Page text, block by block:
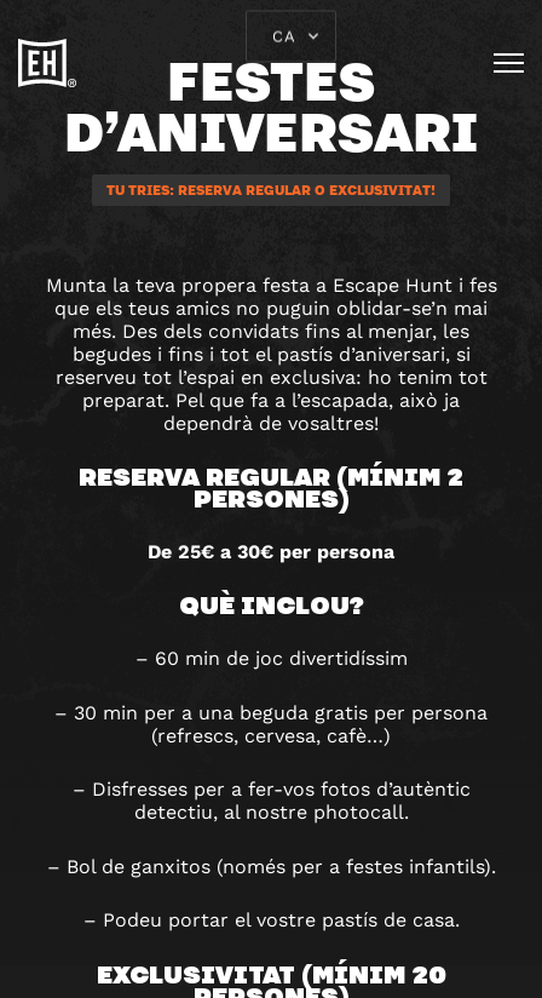
CA
FESTES
D’ANIVERSARI
TU TRIES: RESERVA REGULAR O EXCLUSIVITAT!
Munta la teva propera festa a Escape Hunt i fes
que els teus amics no puguin oblidar-se’n mai
més. Des dels convidats fins al menjar, les
begudes i fins i tot el pastís d’aniversari, si
reserveu tot l’espai en exclusiva: ho tenim tot
preparat. Pel que fa a l’escapada, això ja
dependrà de vosaltres!
RESERVA REGULAR (MÍNIM 2
PERSONES)
De 25€ a 30€ per persona
QUÈ INCLOU?
– 60 min de joc divertidíssim
– 30 min per a una beguda gratis per persona
(refrescs, cervesa, cafè…)
– Disfresses per a fer-vos fotos d’autèntic
detectiu, al nostre photocall.
– Bol de ganxitos (només per a festes infantils).
– Podeu portar el vostre pastís de casa.
EXCLUSIVITAT (MÍNIM 20